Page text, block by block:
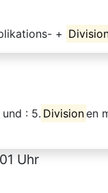
+
: 5. Divisionen
Uhr